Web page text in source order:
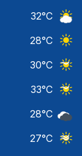
32°C
28°C
30°C
33°C
28°C
27°C